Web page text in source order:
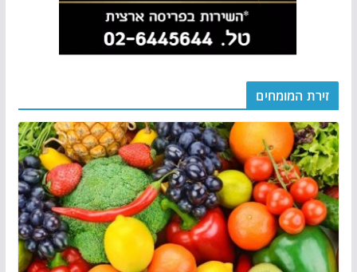
זירת המומחים